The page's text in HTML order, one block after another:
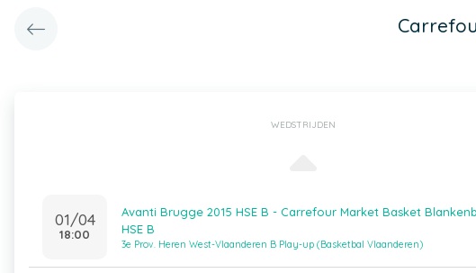
WEDSTRIJDEN
01/04
18:00
Avanti Brugge 2015 HSE B - Carrefour Market Basket
HSE B
3e Prov. Heren West-Vlaanderen B Play-up (Basketbal Vlaanderen)